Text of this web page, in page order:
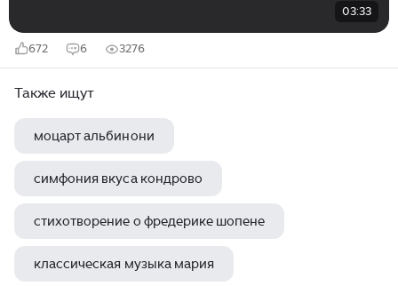
03:33
672 6 3276
Также ищут
моцарт альбинони
симфония вкуса кондрово
стихотворение о фредерике шопене
классическая музыка мария